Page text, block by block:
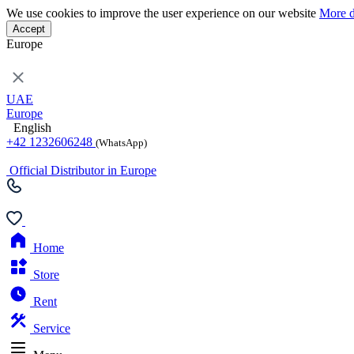
We use cookies to improve the user experience on our website More
Accept
Europe
UAE
Europe
English
+42 1232606248 (WhatsApp)
Official Distributor in Europe
Home
Store
Rent
Service